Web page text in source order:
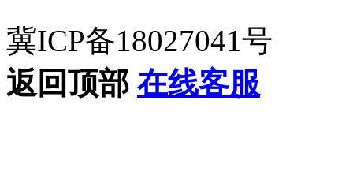
冀ICP备18027041号
返回顶部 在线客服